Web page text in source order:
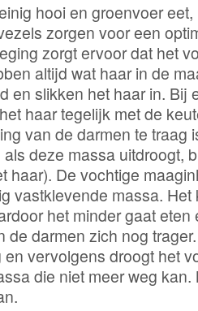
hooi en groenvoer
zorgen voor een
zorgt ervoor dat het
altijd wat haar in de
en slikken het haar in. Bij
haar tegelijk met de
van de darmen te traag
deze massa uitdroogt,
haar). De vochtige
vastklevende massa.
het minder gaat eten
de darmen zich nog
vervolgens droogt het
die niet meer weg kan.